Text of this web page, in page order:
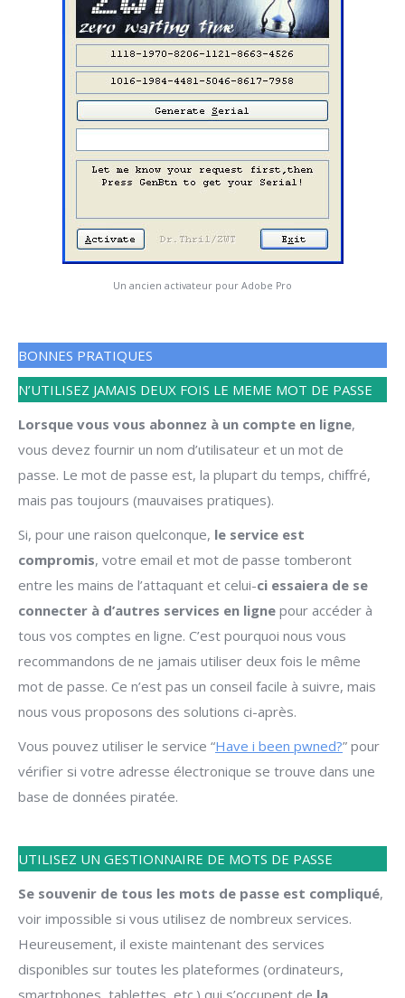
Un ancien activateur pour Adobe Pro
BONNES PRATIQUES
N’UTILISEZ JAMAIS DEUX FOIS LE MEME MOT DE PASSE
Lorsque vous vous abonnez à un compte en ligne,
vous devez fournir un nom d’utilisateur et un mot de
passe. Le mot de passe est, la plupart du temps, chiffré,
mais pas toujours (mauvaises pratiques).
Si, pour une raison quelconque, le service est
compromis, votre email et mot de passe tomberont
entre les mains de l’attaquant et celui-ci essaiera de se
connecter à d’autres services en ligne pour accéder à
tous vos comptes en ligne. C’est pourquoi nous vous
recommandons de ne jamais utiliser deux fois le même
mot de passe. Ce n’est pas un conseil facile à suivre, mais
nous vous proposons des solutions ci-après.
Vous pouvez utiliser le service “Have i been pwned?” pour
vérifier si votre adresse électronique se trouve dans une
base de données piratée.
UTILISEZ UN GESTIONNAIRE DE MOTS DE PASSE
Se souvenir de tous les mots de passe est compliqué,
voir impossible si vous utilisez de nombreux services.
Heureusement, il existe maintenant des services
disponibles sur toutes les plateformes (ordinateurs,
smartphones, tablettes, etc.) qui s’occupent de la